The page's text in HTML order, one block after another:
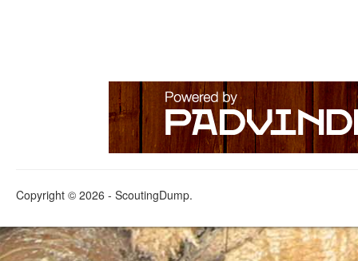
Copyright © 2026 - ScoutingDump.